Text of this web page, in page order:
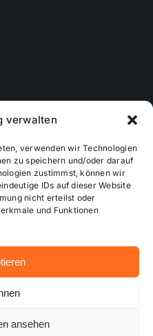
verwalten
verwenden wir Technologien
zu speichern und/oder darauf
zustimmst, können wir
IDs auf dieser Website
nicht erteilst oder
und Funktionen
ansehen
besser informiert!